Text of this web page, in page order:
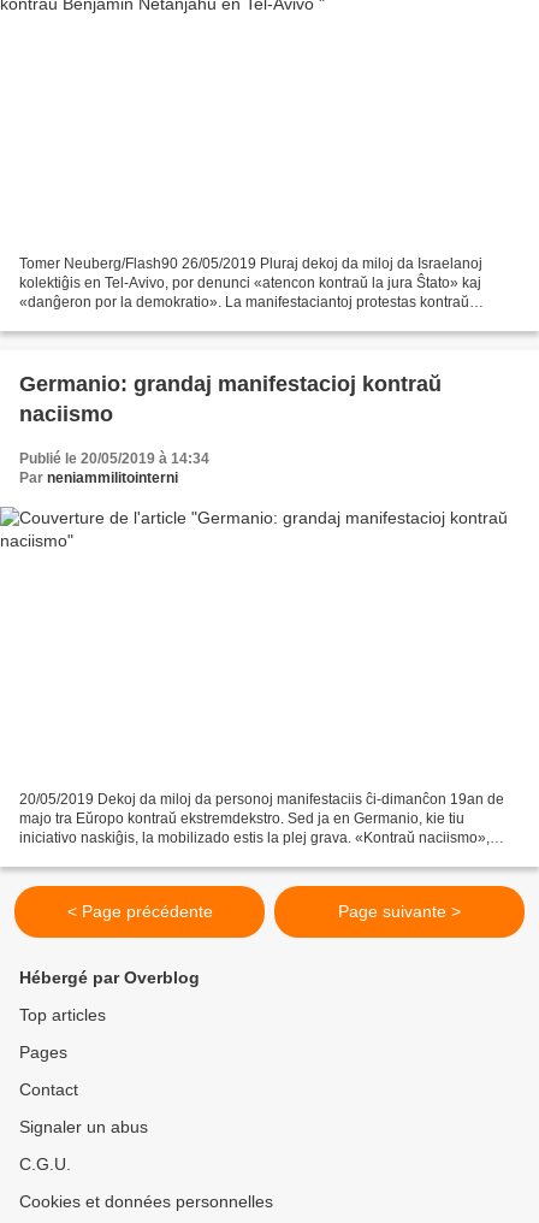
Tomer Neuberg/Flash90 26/05/2019 Pluraj dekoj da miloj da Israelanoj
kolektiĝis en Tel-Avivo, por denunci «atencon kontraŭ la jura Ŝtato» kaj
«danĝeron por la demokratio». La manifestaciantoj protestas kontraŭ
Germanio: grandaj manifestacioj kontraŭ
naciismo
Publié le 20/05/2019 à 14:34
Par neniammilitointerni
20/05/2019 Dekoj da miloj da personoj manifestaciis ĉi-dimanĉon 19an de
majo tra Eŭropo kontraŭ ekstremdekstro. Sed ja en Germanio, kie tiu
iniciativo naskiĝis, la mobilizado estis la plej grava. «Kontraŭ naciismo»,
< Page précédente Page suivante >
Hébergé par Overblog
Top articles
Pages
Contact
Signaler un abus
C.G.U.
Cookies et données personnelles